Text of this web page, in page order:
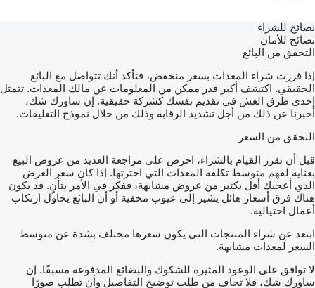
نصائح للشراء
نصائح للأمان
التحقق من البائع
إذا قررت شراء المعدات بسعر منخفض، فتأكد أنك تتواصل مع البائع
الحقيقي. اكتشف أكبر قدر ممكن من المعلومات عن مالك المعدات. تتمثل
إحدى طرق الغش في تقديم نفسك كشركة حقيقية. إن ساورك شك،
أخبرنا عن ذلك من أجل تشديد الرقابة وذلك من خلال نموذج التعليقات.
التحقق من السعر
قبل أن تقرر القيام بالشراء، احرص على مراجعة العديد من عروض البيع
بعناية لفهم متوسط تكلفة المعدات التي اخترتها. إذا كان سعر العرض
الذي أعجبك أقل بكثير من عروض مشابهة، ففكر في الأمر بتأنٍ. قد يكون
هناك فرق أسعار هائل يشير إلى عيوب مخفية أو أن البائع يحاول ارتكاب
أعمال احتيالية.
ابتعد عن شراء المنتجات التي يكون سعرها مختلف بشدة عن متوسط
السعر لمعدات مشابهة.
لا توافق على الوعود المثيرة للشكوك والبضائع المدفوعة مسبقًا. إن
ساورك شك، فلا تخاف من طلب توضيح التفاصيل وأن تطلب صورًا